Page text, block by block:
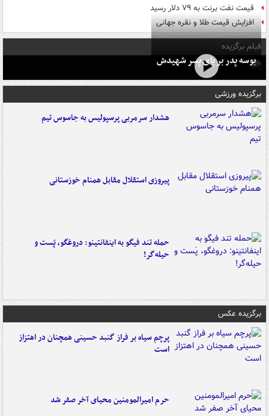
قیمت نفت برنت به ۷۹ دلار رسید
افزایش قیمت طلا و نقره جهانی
فیلم برگزیده
بوسه‌ پدر بر پای پسر شهیدش
برگزیده ورزشی
هشدار سرمربی پرسپولیس به جاسوس تیم
پیروزی استقلال مقابل همنام خوزستانی
حمله تند فیگو به اینفانتینو: دروغگو، پَست‌ و
حیله‌گر!
برگزیده عکس
پرچم سیاه بر فراز گنبد حسینی همچنان در اهتزاز
است
حرم امیرالمومنین محیای آخر صفر شد